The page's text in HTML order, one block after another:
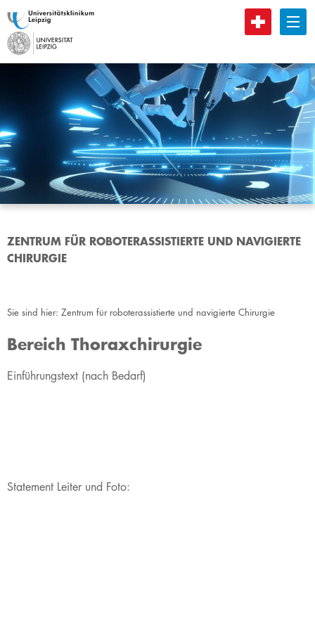
B
ZENTRUM FÜR ROBOTERASSISTIERTE UND NAVIGIERTE
CHIRURGIE
Sie sind hier: Zentrum für roboterassistierte und navigierte Chirurgie
Bereich Thoraxchirurgie
Einführungstext (nach Bedarf)
Statement Leiter und Foto: